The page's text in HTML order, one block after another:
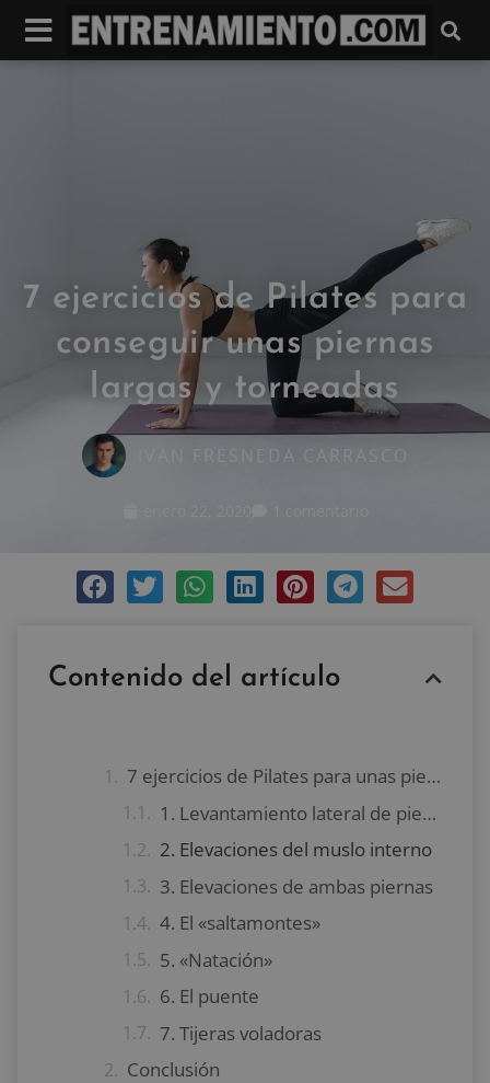
7 ejercicios de Pilates para
conseguir unas piernas
largas y torneadas
IVAN FRESNEDA CARRASCO
Contenido del artículo
7 ejercicios de Pilates para unas piernas largas y torneadas
1. Levantamiento lateral de pierna
2. Elevaciones del muslo interno
3. Elevaciones de ambas piernas
4. El «saltamontes»
5. «Natación»
6. El puente
7. Tijeras voladoras
Conclusión